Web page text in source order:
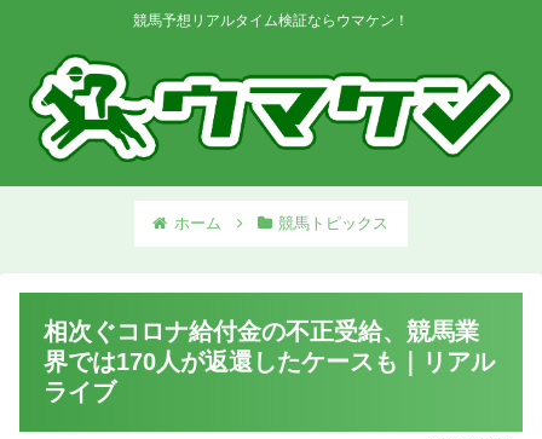
競馬予想リアルタイム検証ならウマケン！
ホーム 競馬トピックス
相次ぐコロナ給付金の不正受給、競馬業
界では170人が返還したケースも｜リアル
ライブ